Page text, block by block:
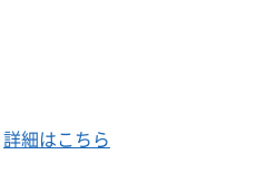
詳細はこちら